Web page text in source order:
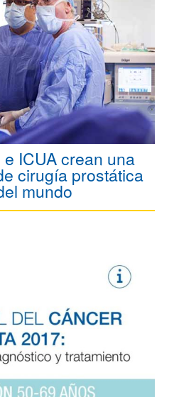
ICUA crean una
cirugía prostática
mundo